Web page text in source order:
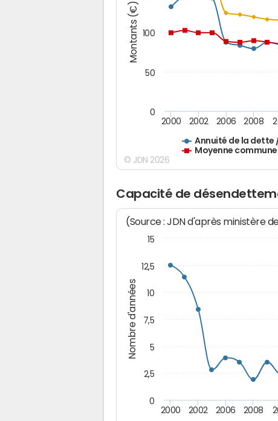
Montants (€)
Annuité de la
Moyenne
2000 2002 2006 2008
0
50
100
© JDN 2026
Capacité de
Nombre d'années
(Source : JDN d'après ministère
2000 2002 2006 2008
0
2,5
5
7,5
10
12,5
15